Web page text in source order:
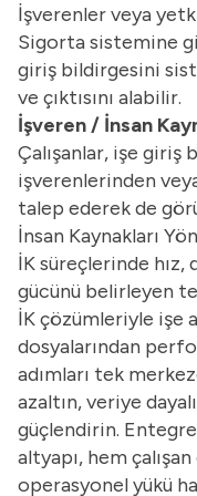
İşverenler veya
Sigorta sistemine
giriş bildirgesini
ve çıktısını alabilir.
İşveren / İnsan
Çalışanlar, işe giriş
işverenlerinden
talep ederek de
İnsan Kaynakları
İK süreçlerinde
gücünü belirleyen
İK çözümleriyle işe
dosyalarından
adımları tek
azaltın, veriye
güçlendirin.
altyapı, hem
operasyonel yükü